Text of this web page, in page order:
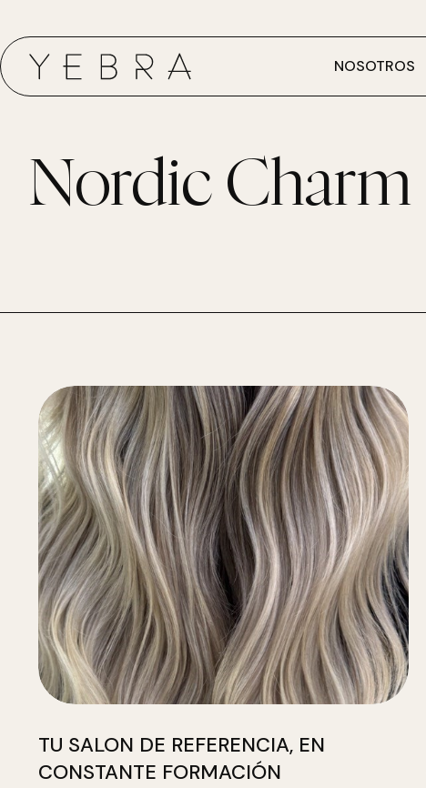
NOSOTROS
Nordic Charm
TU SALON DE REFERENCIA, EN
CONSTANTE FORMACIÓN